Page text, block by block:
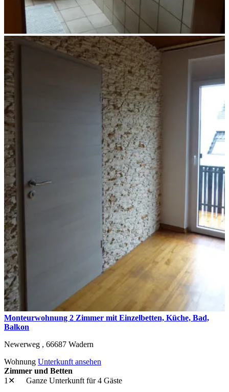
Monteurwohnung 2 Zimmer mit Einzelbetten, Küche, Bad,
Balkon
Newerweg , 66687 Wadern
Wohnung Unterkunft ansehen
Zimmer und Betten
1✕
Ganze Unterkunft für 4 Gäste